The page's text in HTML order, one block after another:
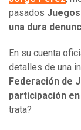
pasados
una dura
En su cuenta
detalles de una
Federación de
participación
trata?